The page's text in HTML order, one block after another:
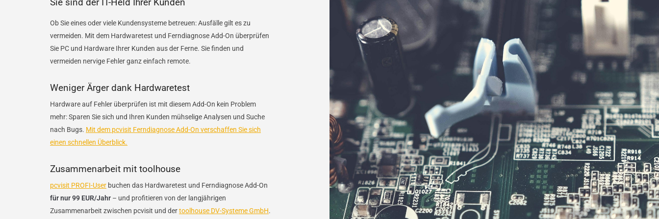
Sie sind der IT-Held Ihrer Kunden
Ob Sie eines oder viele Kundensysteme betreuen: Ausfälle gilt es zu
vermeiden. Mit dem Hardwaretest und Ferndiagnose Add-On überprüfen
Sie PC und Hardware Ihrer Kunden aus der Ferne. Sie finden und
vermeiden nervige Fehler ganz einfach remote.
Weniger Ärger dank Hardwaretest
Hardware auf Fehler überprüfen ist mit diesem Add-On kein Problem
mehr: Sparen Sie sich und Ihren Kunden mühselige Analysen und Suche
nach Bugs. Mit dem pcvisit Ferndiagnose Add-On verschaffen Sie sich
einen schnellen Überblick.
Zusammenarbeit mit toolhouse
pcvisit PROFI-User buchen das Hardwaretest und Ferndiagnose Add-On
für nur 99 EUR/Jahr – und profitieren von der langjährigen
Zusammenarbeit zwischen pcvisit und dertoolhouse DV-Systeme GmbH.